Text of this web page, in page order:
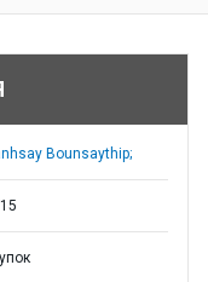
Bounsaythip;